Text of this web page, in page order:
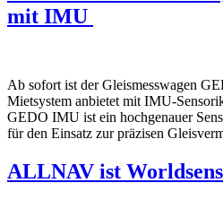
mit IMU
Ab sofort ist der Gleismesswagen
Mietsystem anbietet mit IMU-
GEDO IMU ist ein hochgenauer
für den Einsatz zur präzisen
ALLNAV ist